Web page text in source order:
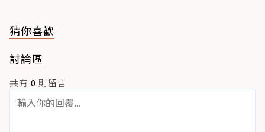
猜你喜歡
討論區
共有 0 則留言